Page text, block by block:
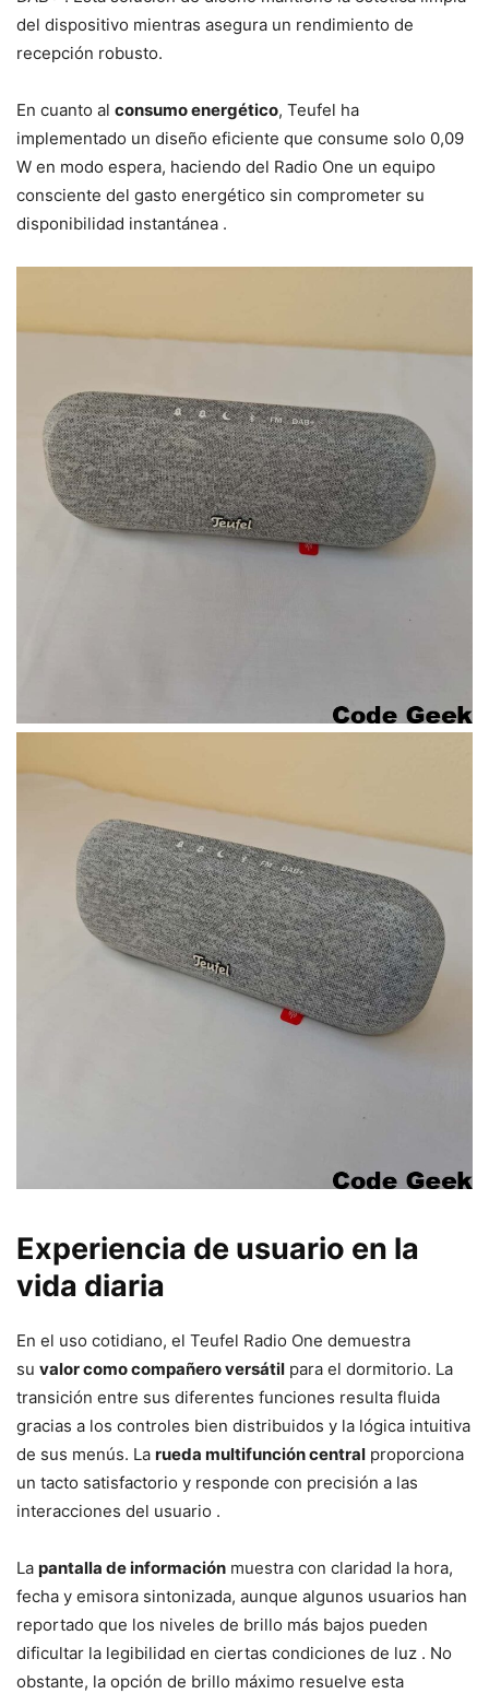
del dispositivo mientras asegura un rendimiento de
recepción robusto.
En cuanto al consumo energético, Teufel ha
implementado un diseño eficiente que consume solo 0,09
W en modo espera, haciendo del Radio One un equipo
consciente del gasto energético sin comprometer su
disponibilidad instantánea .
Experiencia de usuario en la
vida diaria
En el uso cotidiano, el Teufel Radio One demuestra
su valor como compañero versátil para el dormitorio. La
transición entre sus diferentes funciones resulta fluida
gracias a los controles bien distribuidos y la lógica intuitiva
de sus menús. La rueda multifunción central proporciona
un tacto satisfactorio y responde con precisión a las
interacciones del usuario .
La pantalla de información muestra con claridad la hora,
fecha y emisora sintonizada, aunque algunos usuarios han
reportado que los niveles de brillo más bajos pueden
dificultar la legibilidad en ciertas condiciones de luz . No
obstante, la opción de brillo máximo resuelve esta